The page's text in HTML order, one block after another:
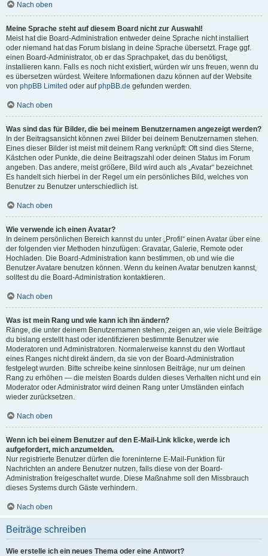
Nach oben
Meine Sprache steht auf diesem Board nicht zur Auswahl!
Meist hat die Board-Administration entweder deine Sprache nicht installiert
oder niemand hat das Forum bislang in deine Sprache übersetzt. Frage ggf.
einen Board-Administrator, ob er das Sprachpaket, das du benötigst,
installieren kann. Falls es noch nicht existiert, würden wir uns freuen, wenn du
es übersetzen würdest. Weitere Informationen dazu können auf der Website
von phpBB Limited oder aufphpBB.de gefunden werden.
Nach oben
Was sind das für Bilder, die bei meinem Benutzernamen angezeigt werden?
In der Beitragsansicht können zwei Bilder bei deinem Benutzernamen stehen.
Eines dieser Bilder ist meist mit deinem Rang verknüpft: Oft sind dies Sterne,
Kästchen oder Punkte, die deine Beitragszahl oder deinen Status im Forum
angeben. Das andere, meist größere, Bild wird auch als „Avatar“ bezeichnet.
Es handelt sich hierbei in der Regel um ein persönliches Bild, welches von
Benutzer zu Benutzer unterschiedlich ist.
Nach oben
Wie verwende ich einen Avatar?
In deinem persönlichen Bereich kannst du unter „Profil“ einen Avatar über eine
der folgenden vier Methoden hinzufügen: Gravatar, Galerie, Remote oder
Hochladen. Die Board-Administration kann bestimmen, ob und wie die
Benutzer Avatare benutzen können. Wenn du keinen Avatar benutzen kannst,
solltest du die Board-Administration kontaktieren.
Nach oben
Was ist mein Rang und wie kann ich ihn ändern?
Ränge, die unter deinem Benutzernamen stehen, zeigen an, wie viele Beiträge
du bislang erstellt hast oder identifizieren bestimmte Benutzer wie
Moderatoren und Administratoren. Normalerweise kannst du den Wortlaut
eines Ranges nicht direkt ändern, da sie von der Board-Administration
festgelegt wurden. Bitte schreibe keine sinnlosen Beiträge, nur um deinen
Rang zu erhöhen — die meisten Boards dulden dieses Verhalten nicht und ein
Moderator oder Administrator wird deinen Rang unter Umständen einfach
wieder zurücksetzen.
Nach oben
Wenn ich bei einem Benutzer auf den E-Mail-Link klicke, werde ich
aufgefordert, mich anzumelden.
Nur registrierte Benutzer dürfen die foreninterne E-Mail-Funktion für
Nachrichten an andere Benutzer nutzen, falls diese von der Board-
Administration freigeschaltet wurde. Diese Maßnahme soll den Missbrauch
dieses Systems durch Gäste verhindern.
Nach oben
Beiträge schreiben
Wie erstelle ich ein neues Thema oder eine Antwort?